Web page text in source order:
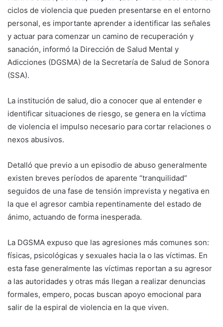
ciclos de violencia que pueden presentarse en el entorno
personal, es importante aprender a identificar las señales
y actuar para comenzar un camino de recuperación y
sanación, informó la Dirección de Salud Mental y
Adicciones (DGSMA) de la Secretaría de Salud de Sonora
(SSA).
La institución de salud, dio a conocer que al entender e
identificar situaciones de riesgo, se genera en la víctima
de violencia el impulso necesario para cortar relaciones o
nexos abusivos.
Detalló que previo a un episodio de abuso generalmente
existen breves períodos de aparente “tranquilidad”
seguidos de una fase de tensión imprevista y negativa en
la que el agresor cambia repentinamente del estado de
ánimo, actuando de forma inesperada.
La DGSMA expuso que las agresiones más comunes son:
físicas, psicológicas y sexuales hacia la o las víctimas. En
esta fase generalmente las víctimas reportan a su agresor
a las autoridades y otras más llegan a realizar denuncias
formales, empero, pocas buscan apoyo emocional para
salir de la espiral de violencia en la que viven.